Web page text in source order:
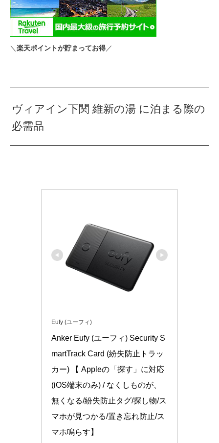
＼ 楽天ポイントが貯まってお得／
ヴィアイン下関 維新の湯 に泊まる際の
必需品
Eufy (ユーフィ)
Anker Eufy (ユーフィ) Security S
martTrack Card (紛失防止トラッ
カー) 【 Appleの「探す」に対応
(iOS端末のみ) / なくしものが、
無くなる/紛失防止タグ/探し物/ス
マホが見つかる/置き忘れ防止/ス
マホ鳴らす】